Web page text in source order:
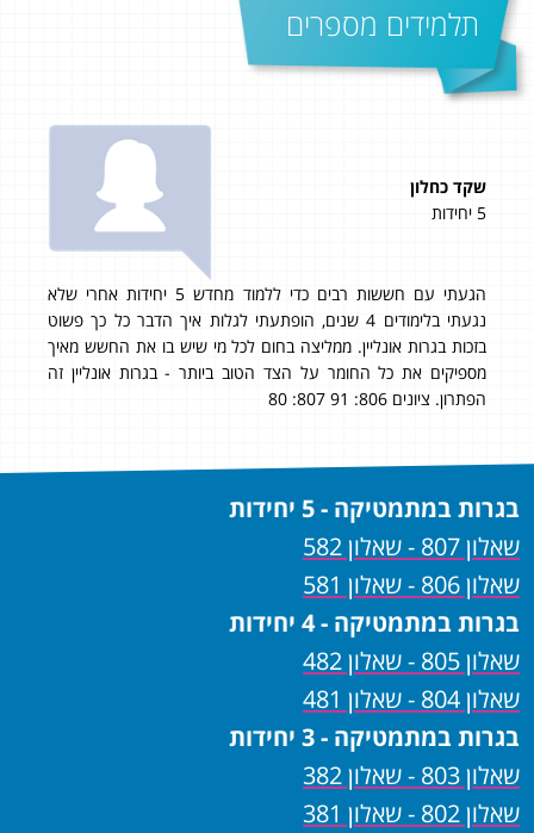
תלמידים מספרים
שקד כחלון
5 יחידות
הגעתי עם חששות רבים כדי ללמוד מחדש 5 יחידות אחרי שלא
נגעתי בלימודים 4 שנים, הופתעתי לגלות איך הדבר כל כך פשוט
בזכות בגרות אונליין. ממליצה בחום לכל מי שיש בו את החשש מאיך
מספיקים את כל החומר על הצד הטוב ביותר - בגרות אונליין זה
הפתרון. ציונים 806: 91 807: 80
בגרות במתמטיקה - 5 יחידות
שאלון 807 - שאלון 582
שאלון 806 - שאלון 581
בגרות במתמטיקה - 4 יחידות
שאלון 805 - שאלון 482
שאלון 804 - שאלון 481
בגרות במתמטיקה - 3 יחידות
שאלון 803 - שאלון 382
שאלון 802 - שאלון 381